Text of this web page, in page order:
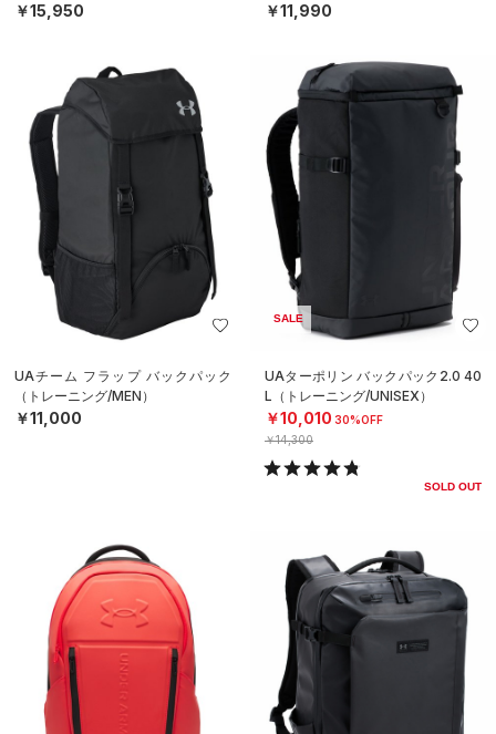
￥15,950 ￥11,990
UAチーム フラップ バックパック
（トレーニング/MEN）
￥11,000
SALE
UAターポリン バックパック2.0 40
L（トレーニング/UNISEX）
￥10,010 30%OFF
￥14,300
SOLD OUT